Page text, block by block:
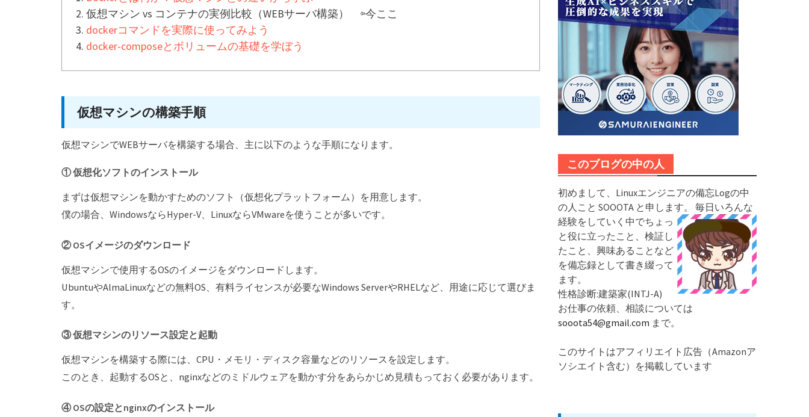
仮想マシン vs コンテナの実例比較（WEBサーバ構築） ⇦今ここ
dockerコマンドを実際に使ってみよう
docker-composeとボリュームの基礎を学ぼう
仮想マシンの構築手順
仮想マシンでWEBサーバを構築する場合、主に以下のような手順になります。
① 仮想化ソフトのインストール
まずは仮想マシンを動かすためのソフト（仮想化プラットフォーム）を用意します。
僕の場合、WindowsならHyper-V、LinuxならVMwareを使うことが多いです。
② OSイメージのダウンロード
仮想マシンで使用するOSのイメージをダウンロードします。
UbuntuやAlmaLinuxなどの無料OS、有料ライセンスが必要なWindows ServerやRHELなど、用途に応じて選びま
す。
③ 仮想マシンのリソース設定と起動
仮想マシンを構築する際には、CPU・メモリ・ディスク容量などのリソースを設定します。
このとき、起動するOSと、nginxなどのミドルウェアを動かす分をあらかじめ見積もっておく必要があります。
④ OSの設定とnginxのインストール
このブログの中の人
初めまして、Linuxエンジニアの備忘Logの中
の人こと SOOOTA と申します。 毎日いろんな
経験をしていく中でちょっ
と役に立ったこと、検証し
たこと、興味あることなど
を備忘録として書き綴って
ます。
性格診断:建築家(INTJ-A)
お仕事の依頼、相談については
sooota54@gmail.com まで。
このサイトはアフィリエイト広告（Amazonア
ソシエイト含む）を掲載しています